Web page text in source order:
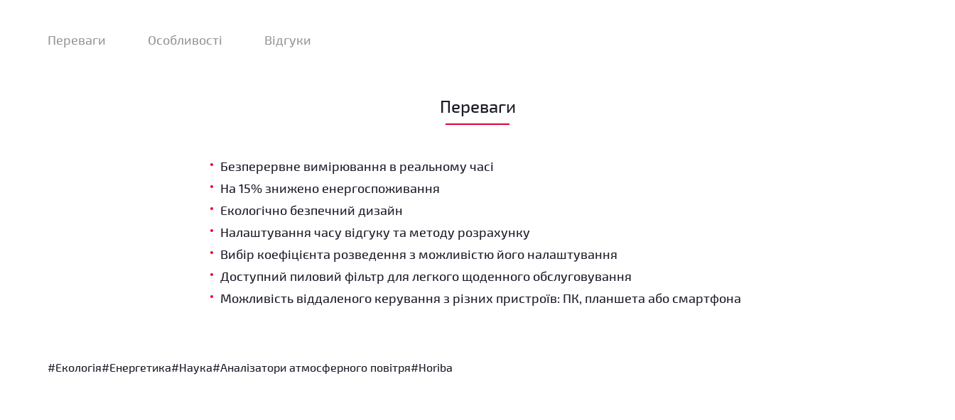
Переваги Особливості Відгуки
Переваги
Безперервне вимірювання в реальному часі
На 15% знижено енергоспоживання
Екологічно безпечний дизайн
Налаштування часу відгуку та методу розрахунку
Вибір коефіцієнта розведення з можливістю його налаштування
Доступний пиловий фільтр для легкого щоденного обслуговування
Можливість віддаленого керування з різних пристроїв: ПК, планшета або смартфона
#Екологія#Енергетика#Наука#Аналізатори атмосферного повітря#Horiba